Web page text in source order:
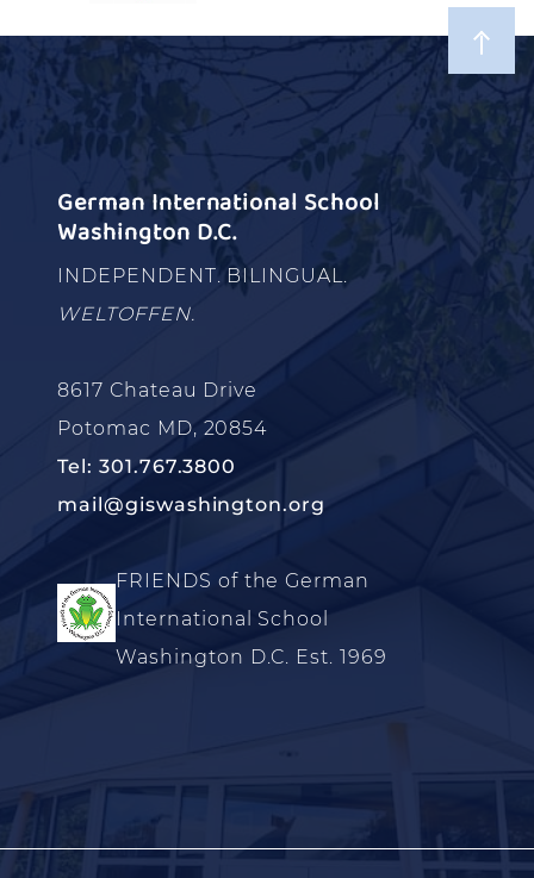
German International School
Washington D.C.
INDEPENDENT. BILINGUAL.
WELTOFFEN.
8617 Chateau Drive
Potomac MD, 20854
Tel: 301.767.3800
mail@giswashington.org
FRIENDS of the German
International School
Washington D.C. Est. 1969